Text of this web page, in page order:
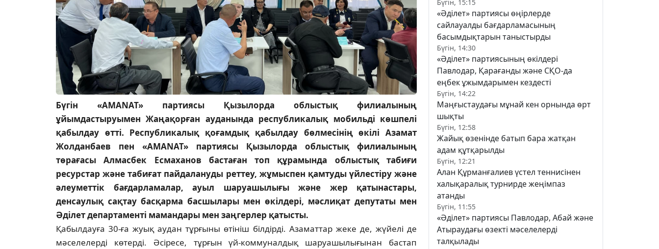
Бүгін «AMANAT» партиясы Қызылорда облыстық филиалының
ұйымдастыруымен Жаңақорған ауданында республикалық мобильді көшпелі
қабылдау өтті. Республикалық қоғамдық қабылдау бөлмесінің өкілі Азамат
Жолданбаев пен «AMANAT» партиясы Қызылорда облыстық филиалының
төрағасы Алмасбек Есмаханов бастаған топ құрамында облыстық табиғи
ресурстар және табиғат пайдалануды реттеу, жұмыспен қамтуды үйлестіру және
әлеуметтік бағдарламалар, ауыл шаруашылығы және жер қатынастары,
денсаулық сақтау басқарма басшылары мен өкілдері, мәслиқат депутаты мен
Әділет департаменті мамандары мен заңгерлер қатысты.
Қабылдауға 30-ға жуық аудан тұрғыны өтініш білдірді. Азаматтар жеке де, жүйелі де
мәселелерді көтерді. Әсіресе, тұрғын үй-коммуналдық шаруашылығынан бастап
Бүгін, 15:15
«Әділет» партиясы өңірлерде
сайлауалды бағдарламасының
басымдықтарын таныстырды
Бүгін, 14:30
«Әділет» партиясының өкілдері
Павлодар, Қарағанды және СҚО-да
еңбек ұжымдарымен кездесті
Бүгін, 14:22
Маңғыстаудағы мұнай кен орнында өрт
шықты
Бүгін, 12:58
Жайық өзенінде батып бара жатқан
адам құтқарылды
Бүгін, 12:21
Алан Құрманғалиев үстел теннисінен
халықаралық турнирде жеңімпаз
атанды
Бүгін, 11:55
«Әділет» партиясы Павлодар, Абай және
Атыраудағы өзекті мәселелерді
талқылады